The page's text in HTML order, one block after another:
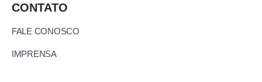
CONTATO
FALE CONOSCO
IMPRENSA